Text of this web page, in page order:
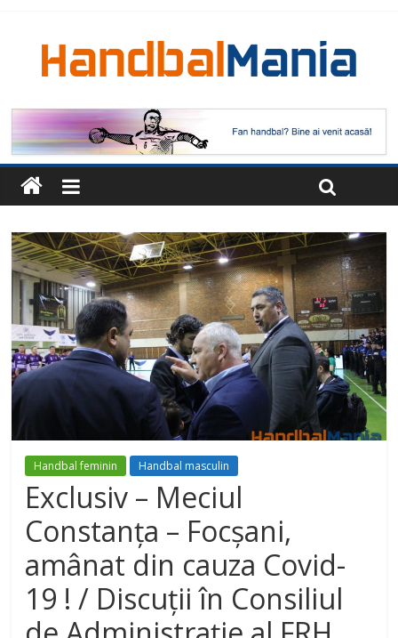
Handbal feminin Handbal masculin
Exclusiv – Meciul
Constanța – Focșani,
amânat din cauza Covid-
19 ! / Discuții în Consiliul